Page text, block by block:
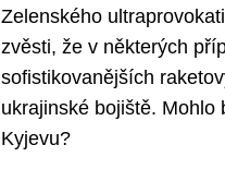
Zelenského
zvěsti, že v některých
sofistikovanějších
ukrajinské bojiště. Mohlo
Kyjevu?